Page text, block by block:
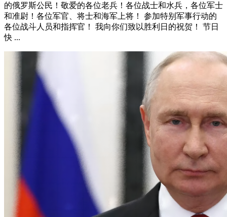
的俄罗斯公民！敬爱的各位老兵！各位战士和水兵，各位军士
和准尉！各位军官、将士和海军上将！ 参加特别军事行动的
各位战斗人员和指挥官！ 我向你们致以胜利日的祝贺！ 节日
快 ...